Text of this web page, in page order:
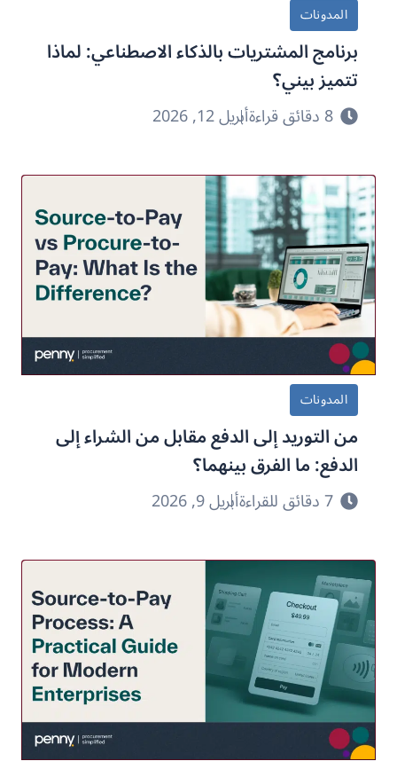
المدونات
برنامج المشتريات بالذكاء الاصطناعي: لماذا
تتميز بيني؟
8 دقائق قراءة أبريل 12, 2026
المدونات
من التوريد إلى الدفع مقابل من الشراء إلى
الدفع: ما الفرق بينهما؟
7 دقائق للقراءة أبريل 9, 2026